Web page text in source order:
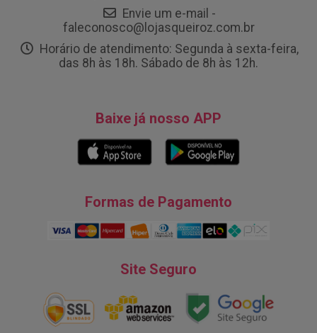
Envie um e-mail -
faleconosco@lojasqueiroz.com.br
Horário de atendimento: Segunda à sexta-feira,
das 8h às 18h. Sábado de 8h às 12h.
Baixe já nosso APP
Formas de Pagamento
Site Seguro